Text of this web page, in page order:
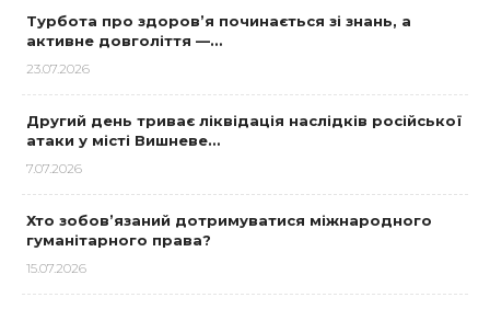
Турбота про здоров’я починається зі знань, а
активне довголіття —…
23.07.2026
Другий день триває ліквідація наслідків російської
атаки у місті Вишневе…
7.07.2026
Хто зобов’язаний дотримуватися міжнародного
гуманітарного права?
15.07.2026